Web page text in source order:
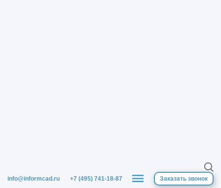
info@informcad.ru +7 (495) 741-18-87 Заказать звонок